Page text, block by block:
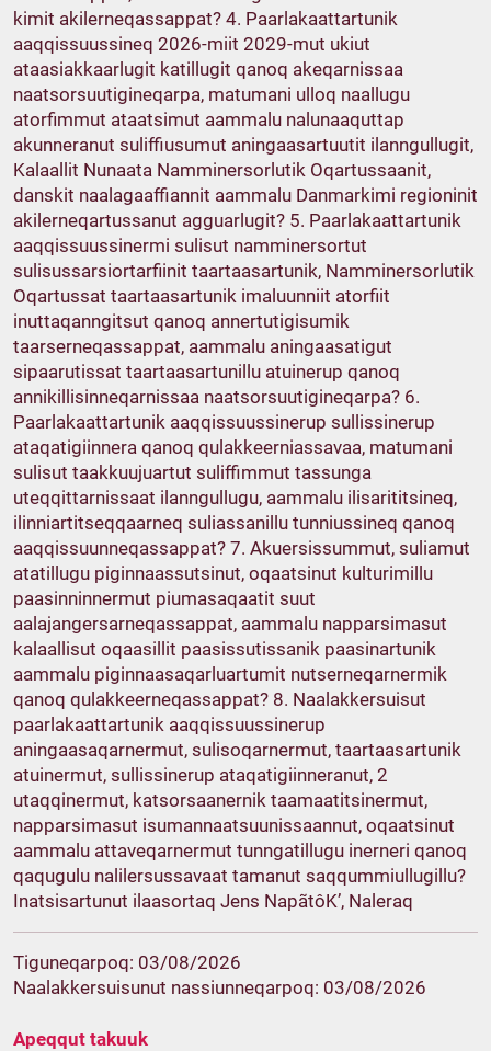
kimit akilerneqassappat? 4. Paarlakaattartunik
aaqqissuussineq 2026-miit 2029-mut ukiut
ataasiakkaarlugit katillugit qanoq akeqarnissaa
naatsorsuutigineqarpa, matumani ulloq naallugu
atorfimmut ataatsimut aammalu nalunaaquttap
akunneranut suliffiusumut aningaasartuutit ilanngullugit,
Kalaallit Nunaata Namminersorlutik Oqartussaanit,
danskit naalagaaffiannit aammalu Danmarkimi regioninit
akilerneqartussanut agguarlugit? 5. Paarlakaattartunik
aaqqissuussinermi sulisut namminersortut
sulisussarsiortarfiinit taartaasartunik, Namminersorlutik
Oqartussat taartaasartunik imaluunniit atorfiit
inuttaqanngitsut qanoq annertutigisumik
taarserneqassappat, aammalu aningaasatigut
sipaarutissat taartaasartunillu atuinerup qanoq
annikillisinneqarnissaa naatsorsuutigineqarpa? 6.
Paarlakaattartunik aaqqissuussinerup sullissinerup
ataqatigiinnera qanoq qulakkeerniassavaa, matumani
sulisut taakkuujuartut suliffimmut tassunga
uteqqittarnissaat ilanngullugu, aammalu ilisarititsineq,
ilinniartitseqqaarneq suliassanillu tunniussineq qanoq
aaqqissuunneqassappat? 7. Akuersissummut, suliamut
atatillugu piginnaassutsinut, oqaatsinut kulturimillu
paasinninnermut piumasaqaatit suut
aalajangersarneqassappat, aammalu napparsimasut
kalaallisut oqaasillit paasissutissanik paasinartunik
aammalu piginnaasaqarluartumit nutserneqarnermik
qanoq qulakkeerneqassappat? 8. Naalakkersuisut
paarlakaattartunik aaqqissuussinerup
aningaasaqarnermut, sulisoqarnermut, taartaasartunik
atuinermut, sullissinerup ataqatigiinneranut, 2
utaqqinermut, katsorsaanernik taamaatitsinermut,
napparsimasut isumannaatsuunissaannut, oqaatsinut
aammalu attaveqarnermut tunngatillugu inerneri qanoq
qaqugulu nalilersussavaat tamanut saqqummiullugillu?
Inatsisartunut ilaasortaq Jens NapãtôK’, Naleraq
Tiguneqarpoq: 03/08/2026
Naalakkersuisunut nassiunneqarpoq: 03/08/2026
Apeqqut takuuk